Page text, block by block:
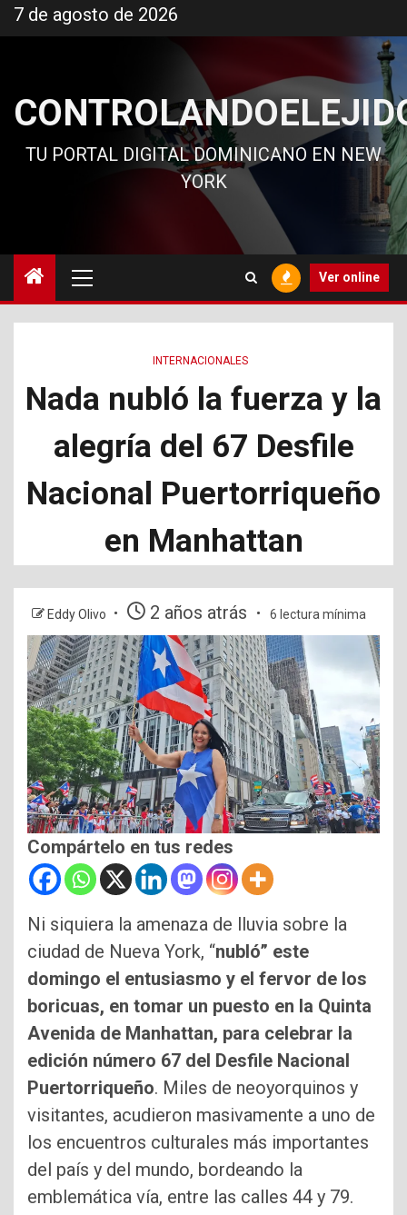
al
7 de agosto de 2026
TU PORTAL DIGITAL DOMINICANO EN NEW
YORK
principal
Ver online
INTERNACIONALES
Nada nubló la fuerza y la
alegría del 67 Desfile
Nacional Puertorriqueño
en Manhattan
Eddy Olivo 2 años atrás 6 lectura mínima
Compártelo en tus redes
Ni siquiera la amenaza de lluvia sobre la
ciudad de Nueva York, “nubló” este
domingo el entusiasmo y el fervor de los
boricuas, en tomar un puesto en la Quinta
Avenida de Manhattan, para celebrar la
edición número 67 del Desfile Nacional
Puertorriqueño. Miles de neoyorquinos y
visitantes, acudieron masivamente a uno de
los encuentros culturales más importantes
del país y del mundo, bordeando la
emblemática vía, entre las calles 44 y 79.